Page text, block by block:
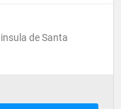
de Santa